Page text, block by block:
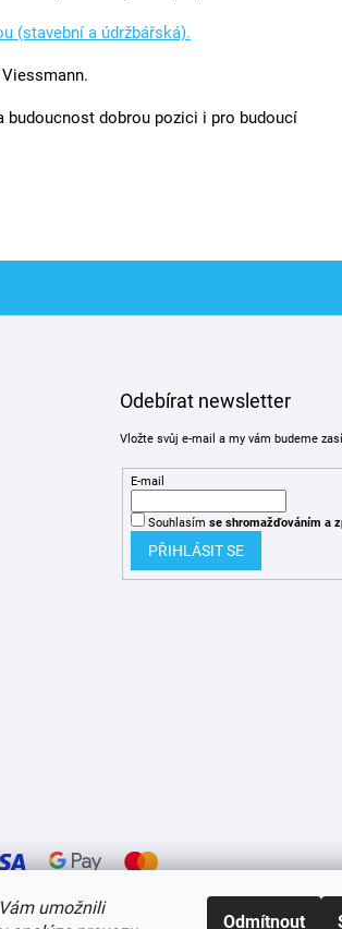
umožnili
Odmítnout
(stavební a údržbářská).
budoucnost dobrou pozici i pro budoucí
Odebírat newsletter
Vložte svůj e-mail a my vám budeme
E-mail
Souhlasím se shromažďováním a
PŘIHLÁSIT SE